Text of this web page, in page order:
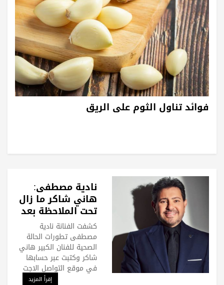
فوائد تناول الثوم على الريق
نادية مصطفى:
هاني شاكر ما زال
تحت الملاحظة بعد
انتكاسة الفشل
التنفسي
كشفت الفنانة نادية
مصطفى تطورات الحالة
الصحية للفنان الكبير هاني
شاكر وكتبت عبر حسابها
في موقع التواصل الاجت
إقرأ المزيد